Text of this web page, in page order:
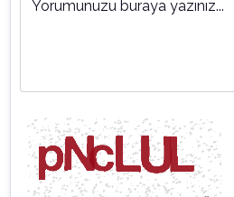
Yorumunuzu buraya yazınız...